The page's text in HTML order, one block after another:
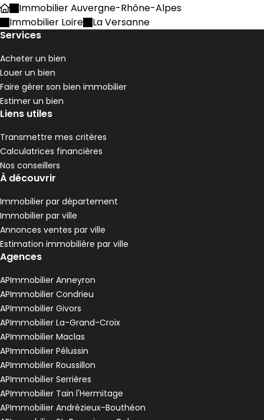
AccueilImmobilier Auvergne-Rhône-Alpes
Immobilier Loire
La Versanne
Services
Acheter un bien
Louer un bien
Faire gérer son bien immobilier
Estimer un bien
Liens utiles
Transmettre mes critères
Calculatrices financières
Nos conseillers
À découvrir
Immobilier par département
Immobilier par ville
Annonces ventes par ville
Estimation immobilière par ville
Agences
APImmobilier Anneyron
APImmobilier Condrieu
APImmobilier Givors
APImmobilier La-Grand-Croix
APImmobilier Maclas
APImmobilier Pélussin
APImmobilier Roussillon
APImmobilier Serrières
APImmobilier Tain l'Hermitage
APImmobilier Andrézieux-Bouthéon